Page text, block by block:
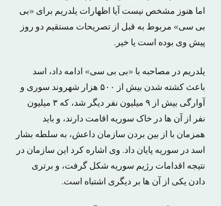
اما هنوز مشخص نیست آیا اظهارات یلدریم برای «بی
بی سی» مربوط به قبل از تصریحات مستقیم دو روز
پیش وی بوده است یا خیر.
یلدریم در مصاحبه با «بی بی سی» ادامه داد، اسد
باعث کشته شدن بیش از ۵۰۰ هزار شهروند سوری و
آوارگی بیش از ۹ میلیون نفر دیگر شد، که ۳ میلیون
نفر از آن ها در خاک سوریه اقامت دارند، و باید
همزمان با از بین بردن سازمان داعش، به سلطه بشار
اسد در سوریه پایان داد. وی اشاره کرد این سازمان در
نتیجه اقدامات رژیم سوریه شکل گرفت، و برتری
دادن یکی از آن ها بر دیگری اشتباه است.